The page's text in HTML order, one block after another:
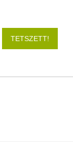
TETSZETT!